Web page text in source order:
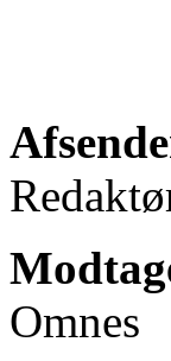
Omnes